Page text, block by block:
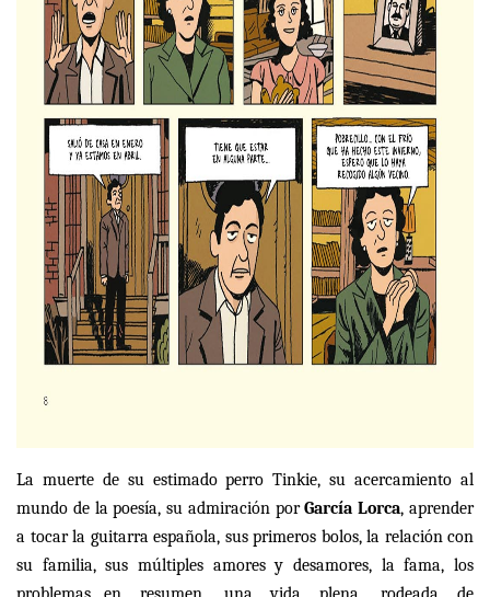
La muerte de su estimado perro Tinkie, su acercamiento al
mundo de la poesía, su admiración porGarcía Lorca, aprender
a tocar la guitarra española, sus primeros bolos, la relación con
su familia, sus múltiples amores y desamores, la fama, los